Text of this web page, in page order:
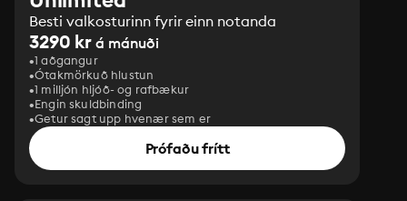
Besti valkosturinn fyrir einn notanda
3290 kr á mánuði
1 aðgangur
Ótakmörkuð hlustun
1 milljón hljóð- og rafbækur
Engin skuldbinding
Getur sagt upp hvenær sem er
Prófaðu frítt